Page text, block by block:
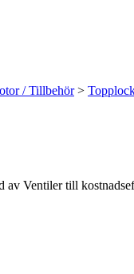
/ Tillbehör>
Ventiler till